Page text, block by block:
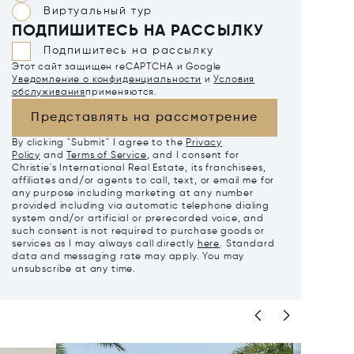
Виртуальный тур
ПОДПИШИТЕСЬ НА РАССЫЛКУ
Подпишитесь на рассылку
Этот сайт защищен reCAPTCHA и Google
Уведомление о конфиденциальности и Условия
обслуживанияприменяются.
Представлять на рассмотрение
By clicking "Submit" I agree to the Privacy
Policy and Terms of Service, and I consent for
Christie's International Real Estate, its franchisees,
affiliates and/or agents to call, text, or email me for
any purpose including marketing at any number
provided including via automatic telephone dialing
system and/or artificial or prerecorded voice, and
such consent is not required to purchase goods or
services as I may always call directly here. Standard
data and messaging rate may apply. You may
unsubscribe at any time.